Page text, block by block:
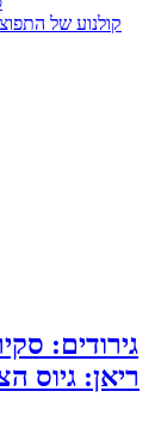
קולנוע של
גירודים:
ריאן: גיוס